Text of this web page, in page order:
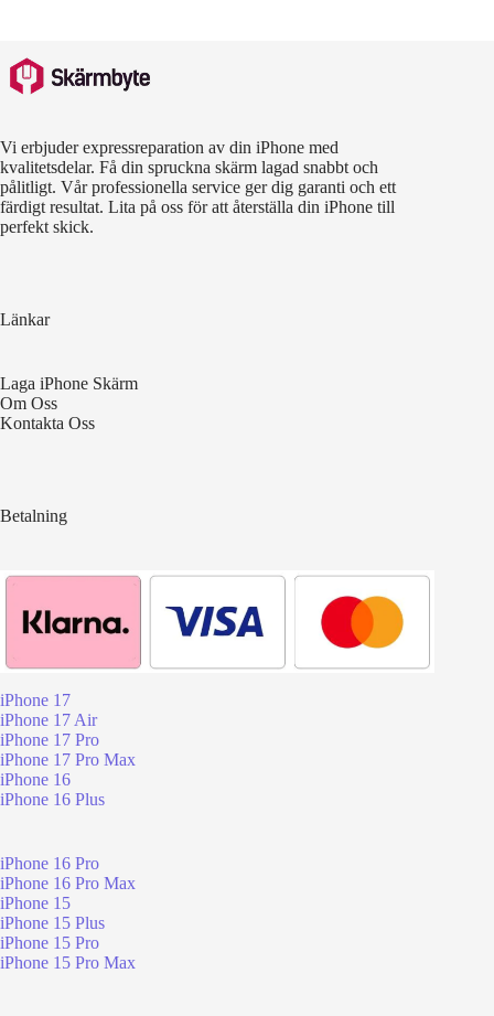
Vi erbjuder expressreparation av din iPhone med
kvalitetsdelar. Få din spruckna skärm lagad snabbt och
pålitligt. Vår professionella service ger dig garanti och ett
färdigt resultat. Lita på oss för att återställa din iPhone till
perfekt skick.
Länkar
Laga iPhone Skärm
Om Oss
Kontakta Oss
Betalning
iPhone 17
iPhone 17 Air
iPhone 17 Pro
iPhone 17 Pro Max
iPhone 16
iPhone 16 Plus
iPhone 16 Pro
iPhone 16 Pro Max
iPhone 15
iPhone 15 Plus
iPhone 15 Pro
iPhone 15 Pro Max